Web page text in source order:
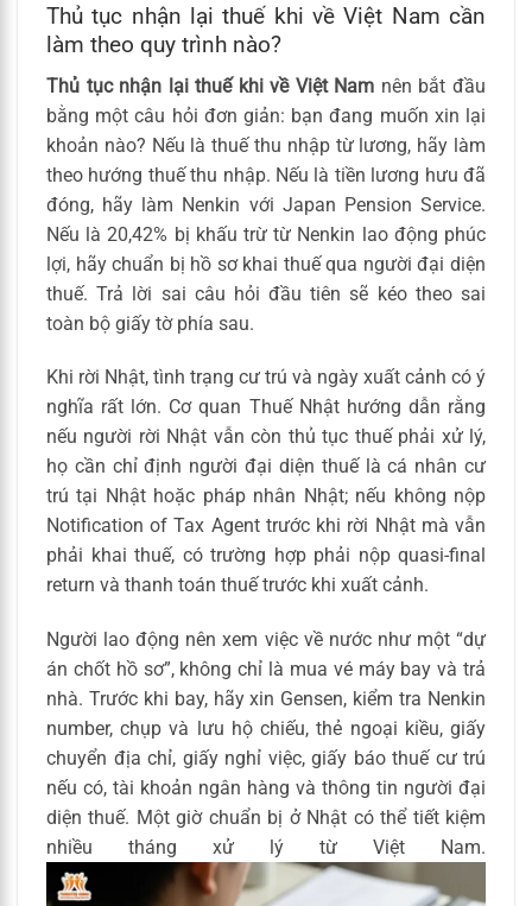
Thủ tục nhận lại thuế khi về Việt Nam cần
làm theo quy trình nào?
Thủ tục nhận lại thuế khi về Việt Nam nên bắt đầu
bằng một câu hỏi đơn giản: bạn đang muốn xin lại
khoản nào? Nếu là thuế thu nhập từ lương, hãy làm
theo hướng thuế thu nhập. Nếu là tiền lương hưu đã
đóng, hãy làm Nenkin với Japan Pension Service.
Nếu là 20,42% bị khấu trừ từ Nenkin lao động phúc
lợi, hãy chuẩn bị hồ sơ khai thuế qua người đại diện
thuế. Trả lời sai câu hỏi đầu tiên sẽ kéo theo sai
toàn bộ giấy tờ phía sau.
Khi rời Nhật, tình trạng cư trú và ngày xuất cảnh có ý
nghĩa rất lớn. Cơ quan Thuế Nhật hướng dẫn rằng
nếu người rời Nhật vẫn còn thủ tục thuế phải xử lý,
họ cần chỉ định người đại diện thuế là cá nhân cư
trú tại Nhật hoặc pháp nhân Nhật; nếu không nộp
Notification of Tax Agent trước khi rời Nhật mà vẫn
phải khai thuế, có trường hợp phải nộp quasi-final
return và thanh toán thuế trước khi xuất cảnh.
Người lao động nên xem việc về nước như một “dự
án chốt hồ sơ”, không chỉ là mua vé máy bay và trả
nhà. Trước khi bay, hãy xin Gensen, kiểm tra Nenkin
number, chụp và lưu hộ chiếu, thẻ ngoại kiều, giấy
chuyển địa chỉ, giấy nghỉ việc, giấy báo thuế cư trú
nếu có, tài khoản ngân hàng và thông tin người đại
diện thuế. Một giờ chuẩn bị ở Nhật có thể tiết kiệm
nhiều tháng xử lý từ Việt Nam.